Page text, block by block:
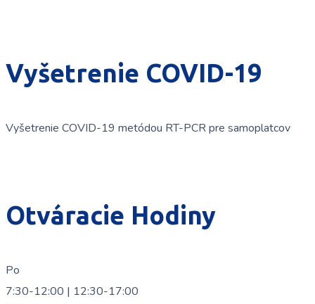
Vyšetrenie COVID-19
Vyšetrenie COVID-19 metódou RT-PCR pre samoplatcov
Otváracie Hodiny
Po
7:30-12:00 | 12:30-17:00